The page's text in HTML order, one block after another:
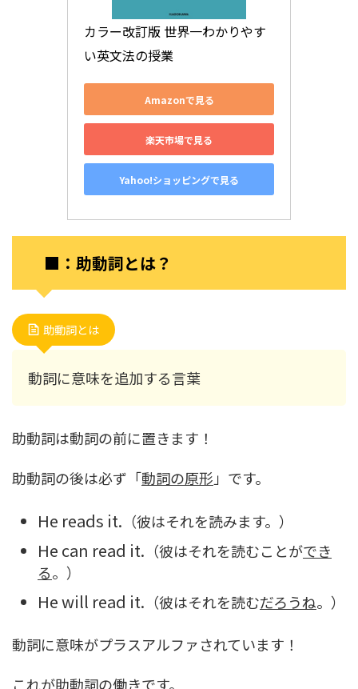
カラー改訂版 世界一わかりやす
い英文法の授業
Amazonで見る
楽天市場で見る
Yahoo!ショッピングで見る
■：助動詞とは？
助動詞とは
動詞に意味を追加する言葉
助動詞は動詞の前に置きます！
助動詞の後は必ず「動詞の原形」です。
He reads it. （彼はそれを読みます。）
He can read it. （彼はそれを読むことができ
る。）
He will read it. （彼はそれを読むだろうね。）
動詞に意味がプラスアルファされています！
これが助動詞の働きです。